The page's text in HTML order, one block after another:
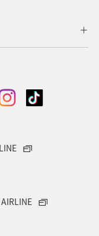
冬 イタリア
自然・植物